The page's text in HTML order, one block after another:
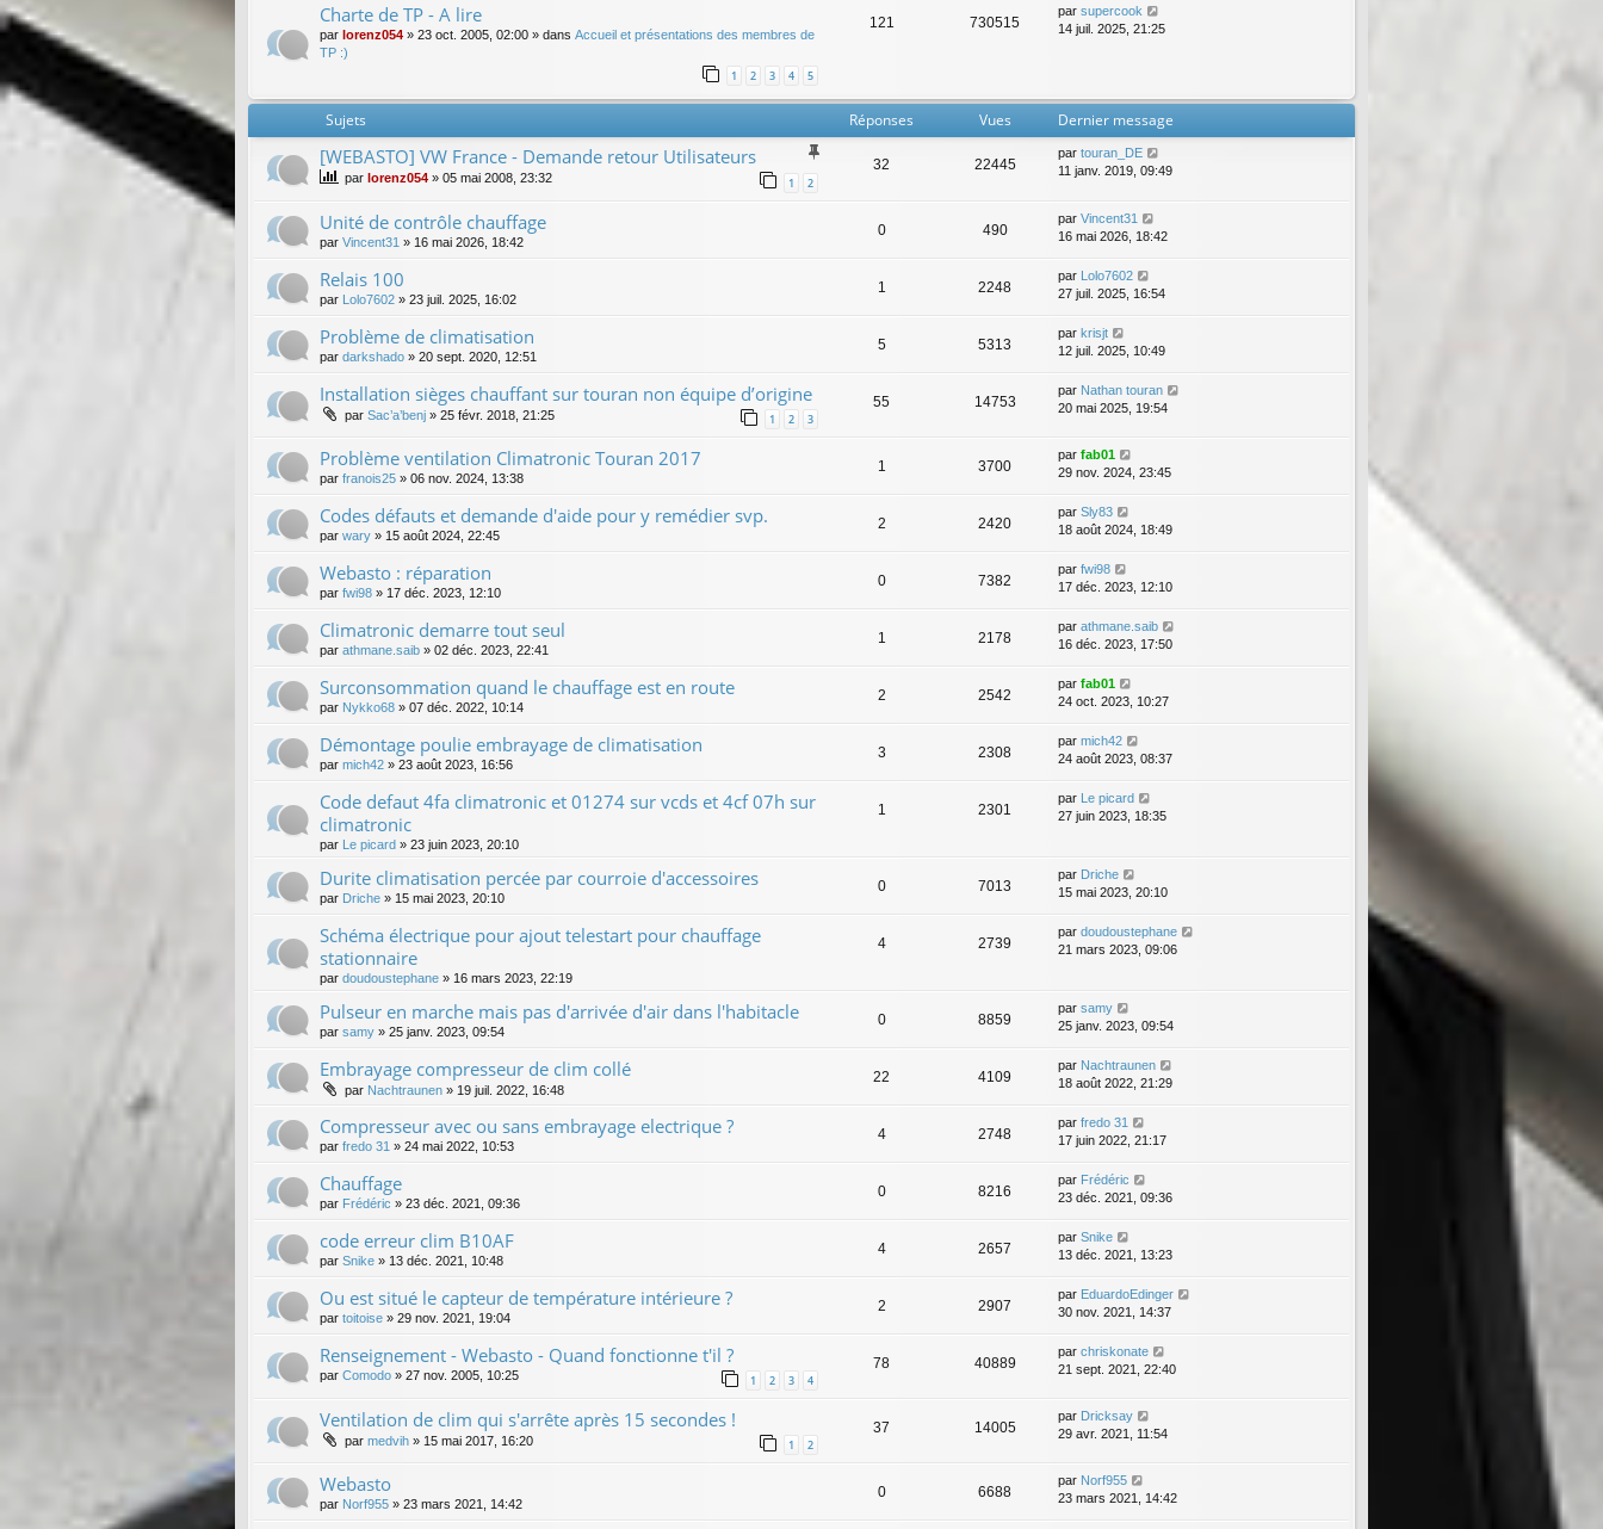
Charte de TP - A lire
par lorenz054 » 23 oct. 2005, 02:00 » dans Accueil et présentations des membres de
TP :)
1 2 3 4 5
121 730515
par supercook
14 juil. 2025, 21:25
Sujets Réponses Vues Dernier message
[WEBASTO] VW France - Demande retour Utilisateurs
par lorenz054 » 05 mai 2008, 23:32 1 2
32 22445
par touran_DE
11 janv. 2019, 09:49
Unité de contrôle chauffage
par Vincent31 » 16 mai 2026, 18:42
0 490
par Vincent31
16 mai 2026, 18:42
Relais 100
par Lolo7602 » 23 juil. 2025, 16:02
1 2248
par Lolo7602
27 juil. 2025, 16:54
Problème de climatisation
par darkshado » 20 sept. 2020, 12:51
5 5313
par krisjt
12 juil. 2025, 10:49
Installation sièges chauffant sur touran non équipe d’origine
par Sac’a’benj » 25 févr. 2018, 21:25 1 2 3
55 14753
par Nathan touran
20 mai 2025, 19:54
Problème ventilation Climatronic Touran 2017
par franois25 » 06 nov. 2024, 13:38
1 3700
par fab01
29 nov. 2024, 23:45
Codes défauts et demande d'aide pour y remédier svp.
par wary » 15 août 2024, 22:45
2 2420
par Sly83
18 août 2024, 18:49
Webasto : réparation
par fwi98 » 17 déc. 2023, 12:10
0 7382
par fwi98
17 déc. 2023, 12:10
Climatronic demarre tout seul
par athmane.saib » 02 déc. 2023, 22:41
1 2178
par athmane.saib
16 déc. 2023, 17:50
Surconsommation quand le chauffage est en route
par Nykko68 » 07 déc. 2022, 10:14
2 2542
par fab01
24 oct. 2023, 10:27
Démontage poulie embrayage de climatisation
par mich42 » 23 août 2023, 16:56
3 2308
par mich42
24 août 2023, 08:37
Code defaut 4fa climatronic et 01274 sur vcds et 4cf 07h sur
climatronic
par Le picard » 23 juin 2023, 20:10
1 2301
par Le picard
27 juin 2023, 18:35
Durite climatisation percée par courroie d'accessoires
par Driche » 15 mai 2023, 20:10
0 7013
par Driche
15 mai 2023, 20:10
Schéma électrique pour ajout telestart pour chauffage
stationnaire
par doudoustephane » 16 mars 2023, 22:19
4 2739
par doudoustephane
21 mars 2023, 09:06
Pulseur en marche mais pas d'arrivée d'air dans l'habitacle
par samy » 25 janv. 2023, 09:54
0 8859
par samy
25 janv. 2023, 09:54
Embrayage compresseur de clim collé
par Nachtraunen » 19 juil. 2022, 16:48
22 4109
par Nachtraunen
18 août 2022, 21:29
Compresseur avec ou sans embrayage electrique ?
par fredo 31 » 24 mai 2022, 10:53
4 2748
par fredo 31
17 juin 2022, 21:17
Chauffage
par Frédéric » 23 déc. 2021, 09:36
0 8216
par Frédéric
23 déc. 2021, 09:36
code erreur clim B10AF
par Snike » 13 déc. 2021, 10:48
4 2657
par Snike
13 déc. 2021, 13:23
Ou est situé le capteur de température intérieure ?
par toitoise » 29 nov. 2021, 19:04
2 2907
par EduardoEdinger
30 nov. 2021, 14:37
Renseignement - Webasto - Quand fonctionne t'il ?
par Comodo » 27 nov. 2005, 10:25 1 2 3 4
78 40889
par chriskonate
21 sept. 2021, 22:40
Ventilation de clim qui s'arrête après 15 secondes !
par medvih » 15 mai 2017, 16:20 1 2
37 14005
par Dricksay
29 avr. 2021, 11:54
Webasto
par Norf955 » 23 mars 2021, 14:42
0 6688
par Norf955
23 mars 2021, 14:42